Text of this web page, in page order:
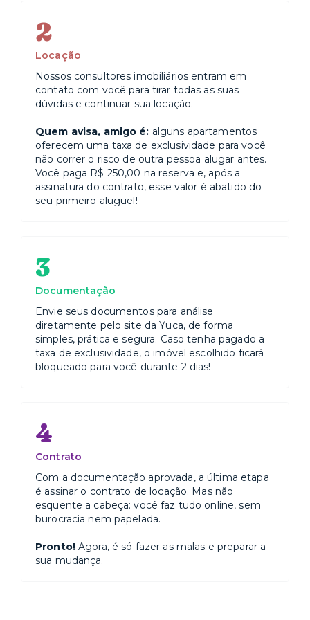
2
Locação
Nossos consultores imobiliários entram em
contato com você para tirar todas as suas
dúvidas e continuar sua locação.
Quem avisa, amigo é: alguns apartamentos
oferecem uma taxa de exclusividade para você
não correr o risco de outra pessoa alugar antes.
Você paga R$ 250,00 na reserva e, após a
assinatura do contrato, esse valor é abatido do
seu primeiro aluguel!
3
Documentação
Envie seus documentos para análise
diretamente pelo site da Yuca, de forma
simples, prática e segura. Caso tenha pagado a
taxa de exclusividade, o imóvel escolhido ficará
bloqueado para você durante 2 dias!
4
Contrato
Com a documentação aprovada, a última etapa
é assinar o contrato de locação. Mas não
esquente a cabeça: você faz tudo online, sem
burocracia nem papelada.
Pronto!Agora, é só fazer as malas e preparar a
sua mudança.